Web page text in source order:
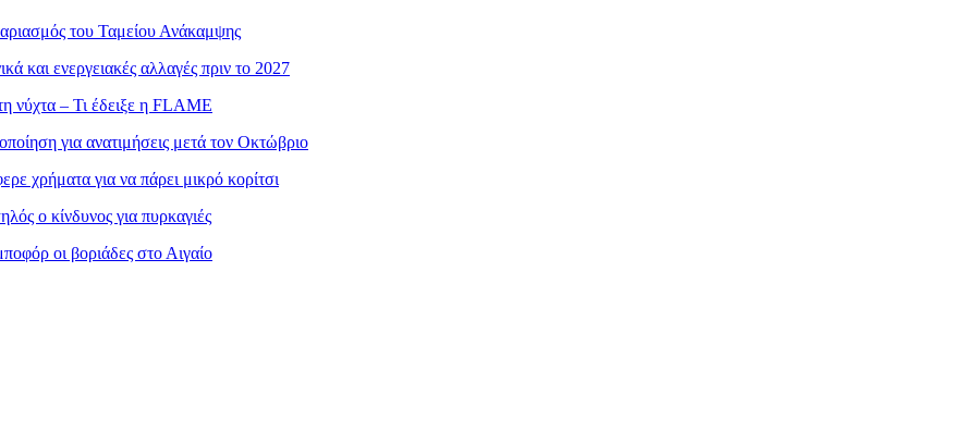
του Ταμείου Ανάκαμψης
και ενεργειακές αλλαγές πριν το 2027
νύχτα – Τι έδειξε η FLAME
για ανατιμήσεις μετά τον Οκτώβριο
χρήματα για να πάρει μικρό κορίτσι
ο κίνδυνος για πυρκαγιές
οι βοριάδες στο Αιγαίο